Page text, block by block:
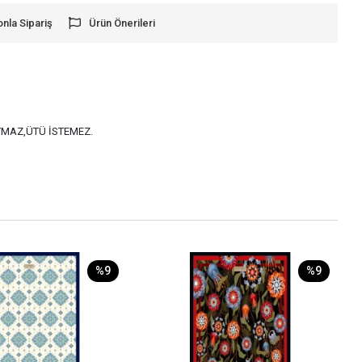
Sipariş Ürün Önerileri
İSTEMEZ.
%9 %9